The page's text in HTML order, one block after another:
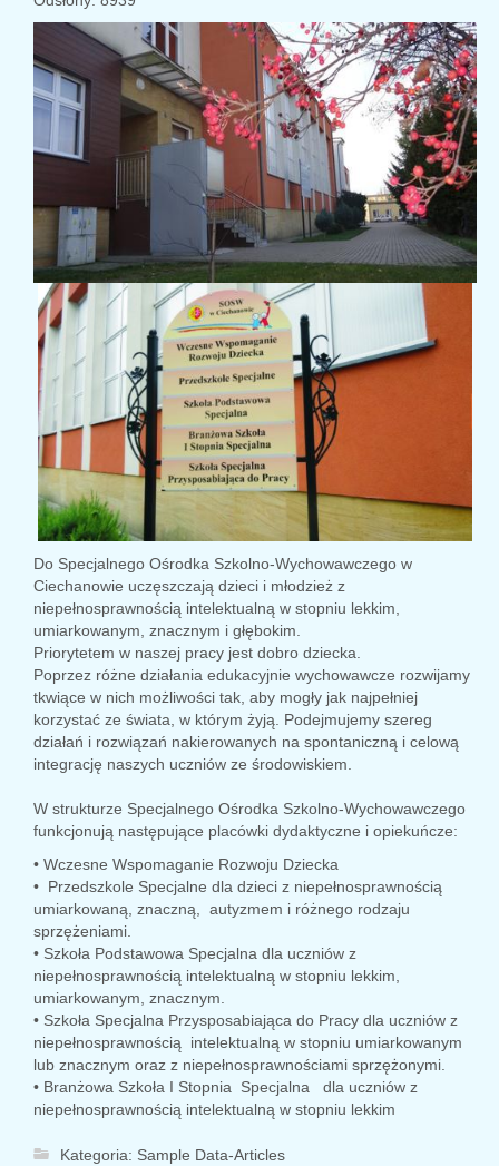
Do Specjalnego Ośrodka Szkolno-Wychowawczego w
Ciechanowie uczęszczają dzieci i młodzież z
niepełnosprawnością intelektualną w stopniu lekkim,
umiarkowanym, znacznym i głębokim.
Priorytetem w naszej pracy jest dobro dziecka.
Poprzez różne działania edukacyjnie wychowawcze rozwijamy
tkwiące w nich możliwości tak, aby mogły jak najpełniej
korzystać ze świata, w którym żyją. Podejmujemy szereg
działań i rozwiązań nakierowanych na spontaniczną i celową
integrację naszych uczniów ze środowiskiem.
W strukturze Specjalnego Ośrodka Szkolno-Wychowawczego
funkcjonują następujące placówki dydaktyczne i opiekuńcze:
• Wczesne Wspomaganie Rozwoju Dziecka
• Przedszkole Specjalne dla dzieci z niepełnosprawnością
umiarkowaną, znaczną, autyzmem i różnego rodzaju
sprzężeniami.
• Szkoła Podstawowa Specjalna dla uczniów z
niepełnosprawnością intelektualną w stopniu lekkim,
umiarkowanym, znacznym.
• Szkoła Specjalna Przysposabiająca do Pracy dla uczniów z
niepełnosprawnością intelektualną w stopniu umiarkowanym
lub znacznym oraz z niepełnosprawnościami sprzężonymi.
• Branżowa Szkoła I Stopnia Specjalna dla uczniów z
niepełnosprawnością intelektualną w stopniu lekkim
Kategoria: Sample Data-Articles